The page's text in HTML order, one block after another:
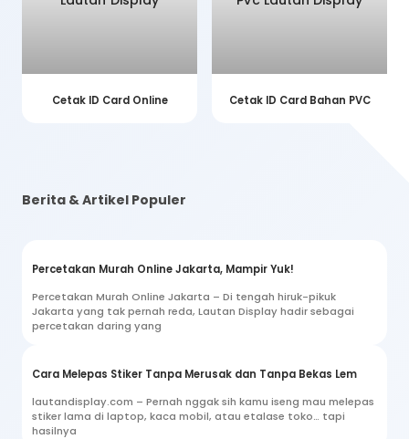
Cetak ID Card Online Cetak ID Card Bahan PVC
Berita & Artikel Populer
Percetakan Murah Online Jakarta, Mampir Yuk!
Percetakan Murah Online Jakarta – Di tengah hiruk-pikuk
Jakarta yang tak pernah reda, Lautan Display hadir sebagai
percetakan daring yang
Cara Melepas Stiker Tanpa Merusak dan Tanpa Bekas Lem
lautandisplay.com – Pernah nggak sih kamu iseng mau melepas
stiker lama di laptop, kaca mobil, atau etalase toko… tapi
hasilnya